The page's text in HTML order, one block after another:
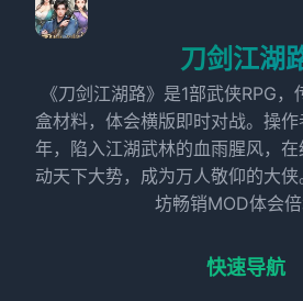
刀剑江湖
《刀剑江湖路》是1部武侠RPG
盒材料，体会横版即时对战。操
年，陷入江湖武林的血雨腥风，
动天下大势，成为万人敬仰的大
坊畅销MOD体会倍
快速导航